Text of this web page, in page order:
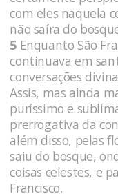
com eles naquela
não saíra do
5 Enquanto São
continuava em
conversações
Assis, mas ainda
puríssimo e
prerrogativa da
além disso, pelas
saiu do bosque,
coisas celestes, e
Francisco.